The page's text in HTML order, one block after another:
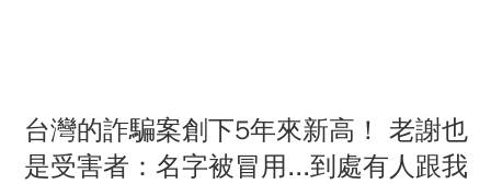
台灣的詐騙案創下5年來新高！ 老謝也
是受害者：名字被冒用...到處有人跟我